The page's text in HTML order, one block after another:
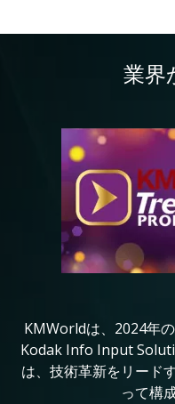
業界
KMWorldは、2024年
Kodak Info Input
は、技術革新をリード
って構